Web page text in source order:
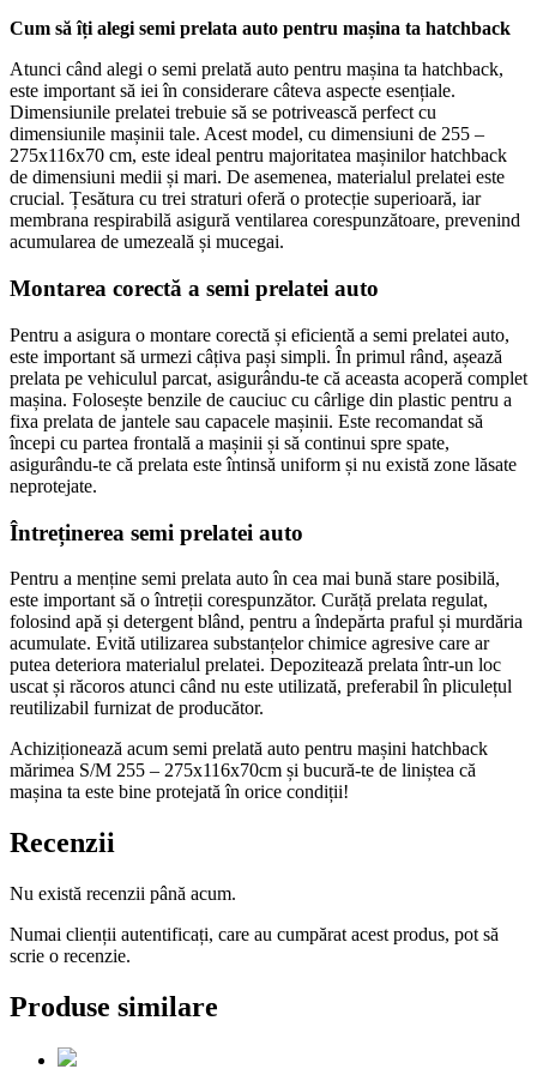
Cum să îți alegi semi prelata auto pentru mașina ta hatchback
Atunci când alegi o semi prelată auto pentru mașina ta hatchback,
este important să iei în considerare câteva aspecte esențiale.
Dimensiunile prelatei trebuie să se potrivească perfect cu
dimensiunile mașinii tale. Acest model, cu dimensiuni de 255 –
275x116x70 cm, este ideal pentru majoritatea mașinilor hatchback
de dimensiuni medii și mari. De asemenea, materialul prelatei este
crucial. Țesătura cu trei straturi oferă o protecție superioară, iar
membrana respirabilă asigură ventilarea corespunzătoare, prevenind
acumularea de umezeală și mucegai.
Montarea corectă a semi prelatei auto
Pentru a asigura o montare corectă și eficientă a semi prelatei auto,
este important să urmezi câțiva pași simpli. În primul rând, așează
prelata pe vehiculul parcat, asigurându-te că aceasta acoperă complet
mașina. Folosește benzile de cauciuc cu cârlige din plastic pentru a
fixa prelata de jantele sau capacele mașinii. Este recomandat să
începi cu partea frontală a mașinii și să continui spre spate,
asigurându-te că prelata este întinsă uniform și nu există zone lăsate
neprotejate.
Întreținerea semi prelatei auto
Pentru a menține semi prelata auto în cea mai bună stare posibilă,
este important să o întreții corespunzător. Curăță prelata regulat,
folosind apă și detergent blând, pentru a îndepărta praful și murdăria
acumulate. Evită utilizarea substanțelor chimice agresive care ar
putea deteriora materialul prelatei. Depozitează prelata într-un loc
uscat și răcoros atunci când nu este utilizată, preferabil în pliculețul
reutilizabil furnizat de producător.
Achiziționează acum semi prelată auto pentru mașini hatchback
mărimea S/M 255 – 275x116x70cm și bucură-te de liniștea că
mașina ta este bine protejată în orice condiții!
Recenzii
Nu există recenzii până acum.
Numai clienții autentificați, care au cumpărat acest produs, pot să
scrie o recenzie.
Produse similare